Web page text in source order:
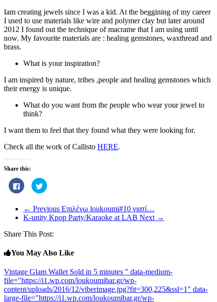
Iam creating jewels since I was a kid. At the beggining of my career
I used to use materials like wire and polymer clay but later around
2012 I found out the technique of macrame that I am using until
now. My favourite materials are : healing gemstones, waxthread and
brass.
What is your inspiration?
I am inspired by nature, tribes ,people and healing gemstones which
their energy is unique.
What do you want from the people who wear your jewel to
think?
I want them to feel that they found what they were looking for.
Check all the work of Callisto HERE.
Share this:
Click
to
share
Facebook
(Opens
in
window)
Click
to
Twitter
(Opens
in
window)
← Previous Επιλέγω loukoumi#10 γιατί…
K-unity Kpop Party/Karaoke at LAB Next →
Share This Post:
You May Also Like
Vintage Glam Wallet Sold in 5 minutes " data-medium-
file="https://i1.wp.com/loukoumibar.gr/wp-
content/uploads/2016/12/viberimage.jpg?fit=300,225&ssl=1" data-
large-file="https://i1.wp.com/loukoumibar.gr/wp-